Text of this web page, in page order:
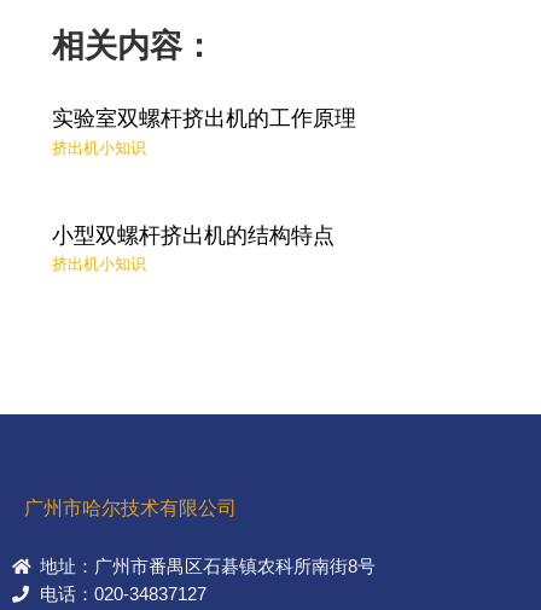
相关内容：
实验室双螺杆挤出机的工作原理
挤出机小知识
小型双螺杆挤出机的结构特点
挤出机小知识
广州市哈尔技术有限公司
地址：广州市番禺区石碁镇农科所南街8号
电话：020-34837127